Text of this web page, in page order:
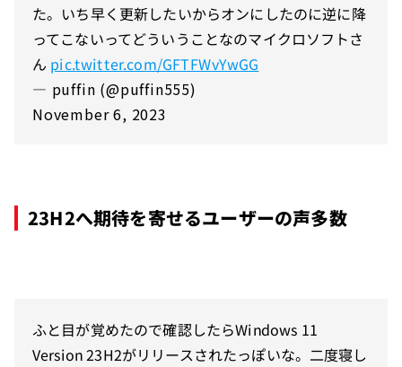
た。いち早く更新したいからオンにしたのに逆に降
ってこないってどういうことなのマイクロソフトさ
ん pic.twitter.com/GFTFWvYwGG
— puffin (@puffin555)
November 6, 2023
23H2へ期待を寄せるユーザーの声多数
ふと目が覚めたので確認したらWindows 11
Version 23H2がリリースされたっぽいな。二度寝し